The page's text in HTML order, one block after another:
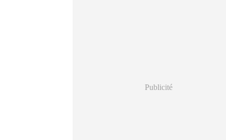
Publicité